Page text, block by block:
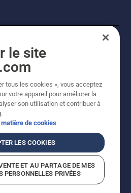
Tous droits réservés. Les prix
vente conseillés. Tous les prix
de vente recommandés (TVA
est disponible pour un achat
direct.
cookiesConditions d'utilisation
violations présumées
le site
tous les cookies », vous acceptez
votre appareil pour améliorer la
son utilisation et contribuer à
de cookies
LES COOKIES
ET AU PARTAGE DE MES
PERSONNELLES PRIVÉES